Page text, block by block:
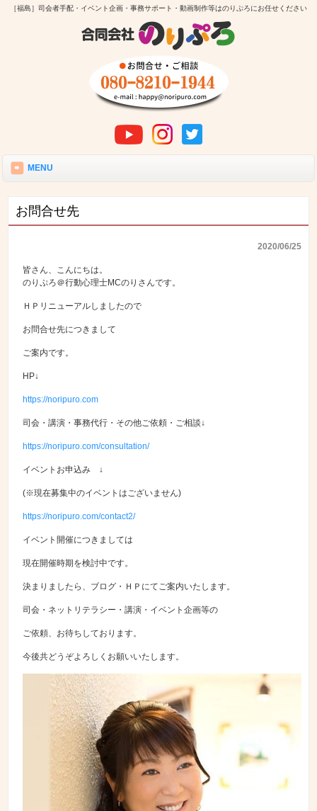
［福島］司会者手配・イベント企画・事務サポート・動画制作等はのりぷろにお任せください
MENU
お問合せ先
2020/06/25
皆さん、こんにちは。
のりぷろ＠行動心理士MCのりさんです。
ＨＰリニューアルしましたので
お問合せ先につきまして
ご案内です。
HP↓
https://noripuro.com
司会・講演・事務代行・その他ご依頼・ご相談↓
https://noripuro.com/consultation/
イベントお申込み ↓
(※現在募集中のイベントはございません)
https://noripuro.com/contact2/
イベント開催につきましては
現在開催時期を検討中です。
決まりましたら、ブログ・ＨＰにてご案内いたします。
司会・ネットリテラシー・講演・イベント企画等の
ご依頼、お待ちしております。
今後共どうぞよろしくお願いいたします。